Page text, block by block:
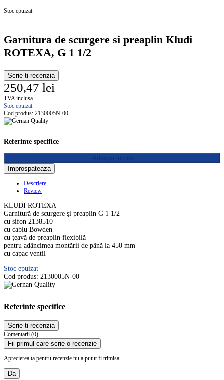
Stoc epuizat
Garnitura de scurgere si preaplin Kludi
ROTEXA, G 1 1/2
Scrie-ti recenzia
250,47 lei
TVA inclusa
Stoc epuizat
Cod produs: 2130005N-00
Referinte specifice
Adauga in cos
Descriere
Review
KLUDI ROTEXA
Garnitură de scurgere şi preaplin G 1 1/2
cu sifon 2138510
cu cablu Bowden
cu ţeavă de preaplin flexibilă
pentru adâncimea montării de până la 450 mm
cu capac ventil
Stoc epuizat
Cod produs: 2130005N-00
Referinte specifice
Scrie-ti recenzia
Comentarii (0)
Fii primul care scrie o recenzie
Aprecierea ta pentru recenzie nu a putut fi trimisa
Da